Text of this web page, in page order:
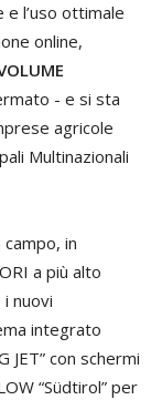
l’uso ottimale
online,
- e si sta
agricole
Multinazionali
in
a più alto
nuovi
integrato
JET” con schermi
“Südtirol” per